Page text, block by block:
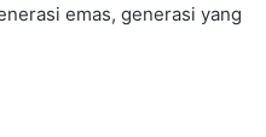
emas, generasi yang